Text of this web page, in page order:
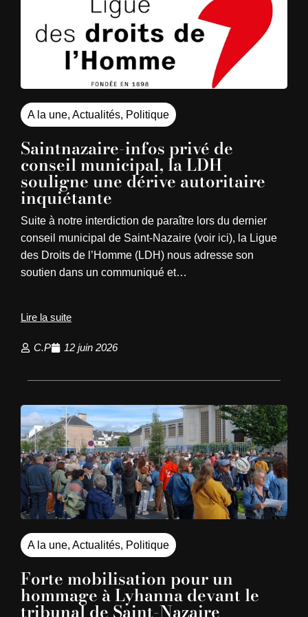
A la une, Actualités, Politique
Saintnazaire-infos privé de
conseil municipal, la LDH
souligne une dérive autoritaire
inquiétante
Suite à notre interdiction de paraître lors du dernier
conseil municipal de Saint-Nazaire (voir ici), la Ligue
des Droits de l’Homme (LDH) nous adresse son
soutien dans un communiqué et…
Lire la suite
C.P 12 juin 2026
A la une, Actualités, Politique
Forte mobilisation pour un
hommage à Lyhanna devant le
tribunal de Saint-Nazaire